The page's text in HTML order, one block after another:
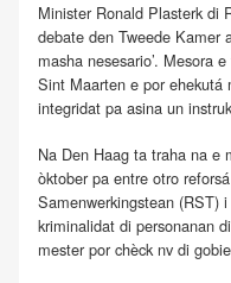
Minister Ronald Plasterk di
debate den Tweede Kamer
masha nesesario’. Mesora
Sint Maarten e por ehekutá
integridat pa asina un
Na Den Haag ta traha na e
òktober pa entre otro
Samenwerkingstean (RST)
kriminalidat di personanan
mester por chèck nv di